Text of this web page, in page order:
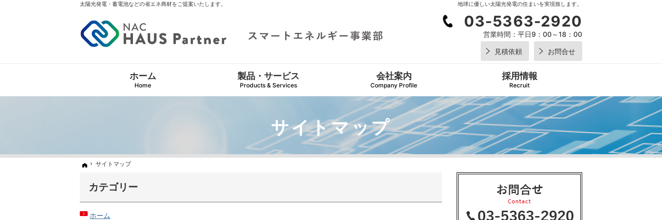
サイトマップ
地球に優しい太陽光発電の住まいを実現致します。
太陽光発電・蓄電池などの省エネ商材をご提案いたします。
ホーム
サイトマップ
カテゴリー
ホーム
ホーム
サイトマップ
03-5363-2920
営業時間： 平日9：00～18：00
見積依頼 お問合せ
ホーム
Home
製品・サービス
Products & Services
会社案内
Company Profile
採用情報
Recruit